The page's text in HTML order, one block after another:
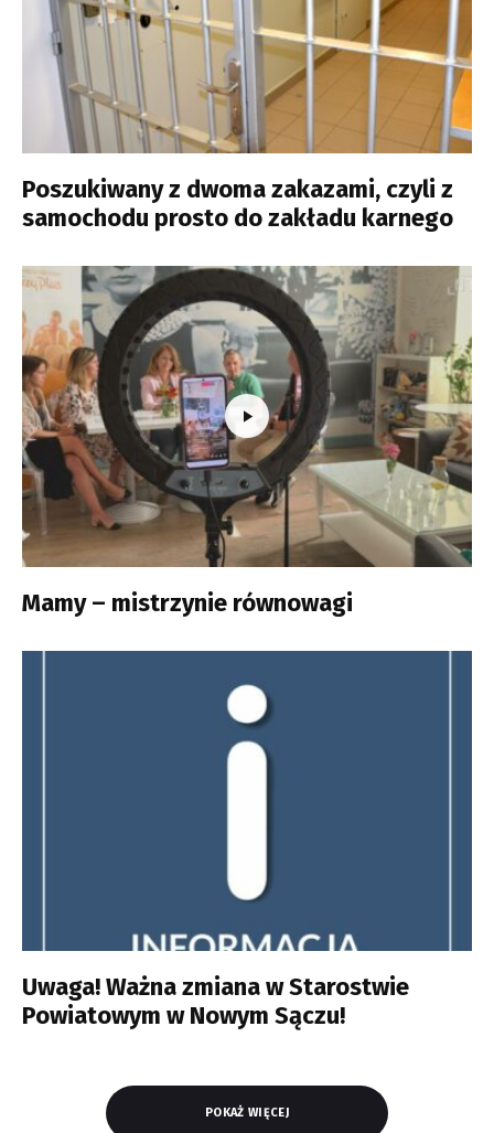
Poszukiwany z dwoma zakazami, czyli z
samochodu prosto do zakładu karnego
Mamy – mistrzynie równowagi
Uwaga! Ważna zmiana w Starostwie
Powiatowym w Nowym Sączu!
POKAŻ WIĘCEJ